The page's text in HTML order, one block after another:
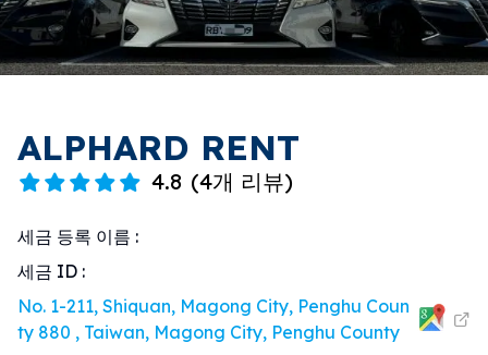
ALPHARD RENT
4.8 (4개 리뷰)
세금 등록 이름 :
세금 ID :
No. 1-211, Shiquan, Magong City, Penghu Coun
ty 880 , Taiwan, Magong City, Penghu County